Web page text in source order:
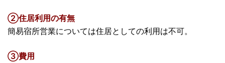
②住居利用の有無
簡易宿所営業については住居としての利用は不可。
③費用